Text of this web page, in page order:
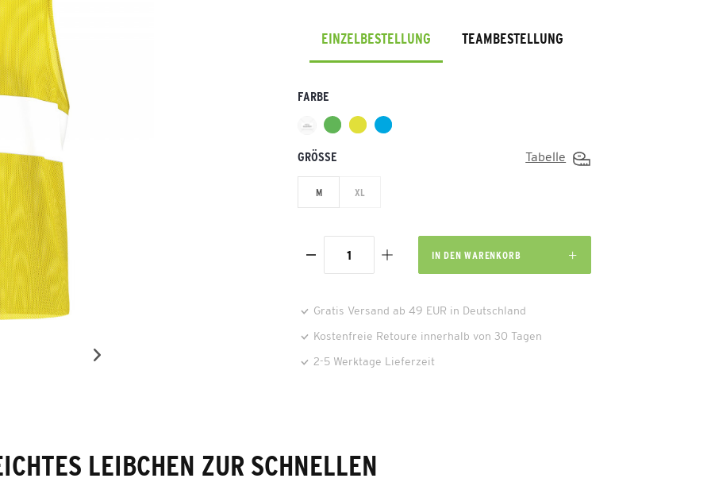
EINZELBESTELLUNG TEAMBESTELLUNG
FARBE
GRÖSSE Tabelle
M XL
IN DEN WARENKORB
Gratis Versand ab 49 EUR in Deutschland
Kostenfreie Retoure innerhalb von 30 Tagen
2-5 Werktage Lieferzeit
LEIBCHEN ZUR SCHNELLEN